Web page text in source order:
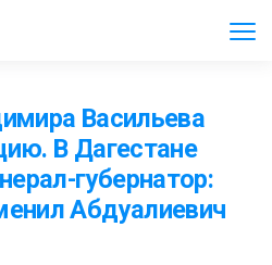
Васильева
В Дагестане
губернатор:
Абдуалиевич